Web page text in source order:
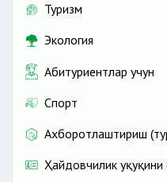
Туризм
Экология
Абитуриентлар учун
Спорт
Ахборотлаштириш
Ҳайдовчилик